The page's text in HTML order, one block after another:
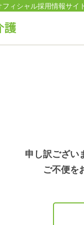
ィシャル採用情報サイ
申し訳ござい
ご不便を